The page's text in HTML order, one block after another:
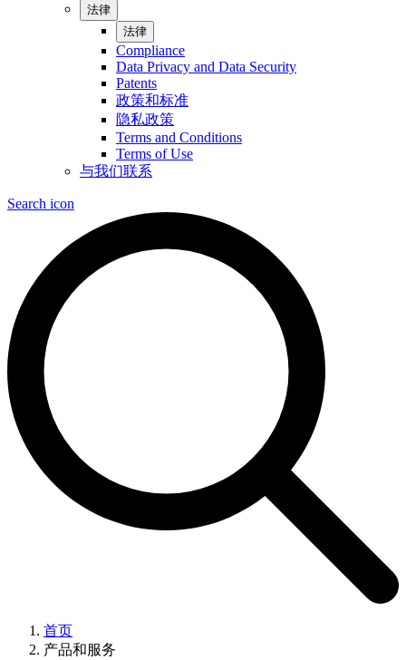
法律
法律
Compliance
Data Privacy and Data Security
Patents
政策和标准
隐私政策
Terms and Conditions
Terms of Use
与我们联系
Search icon
首页
产品和服务